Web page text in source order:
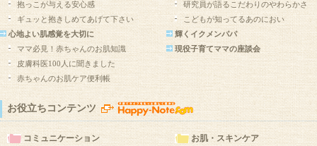
抱っこが与える安心感
ギュッと抱きしめてあげて下さい
心地よい肌感覚を大切に
ママ必見！赤ちゃんのお肌知識
皮膚科医100人に聞きました
赤ちゃんのお肌ケア便利帳
研究員が語るこだわりのやわらかさ
こどもが知ってるあのにおい
輝くイクメンパパ
現役子育てママの座談会
お役立ちコンテンツ
コミュニケーション お肌・スキンケア